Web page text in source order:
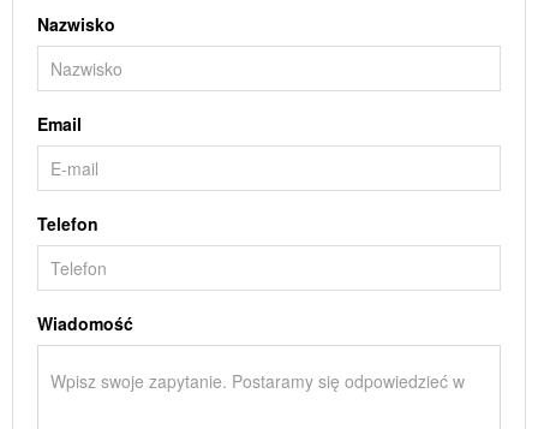
Nazwisko
Email
Telefon
Wiadomość